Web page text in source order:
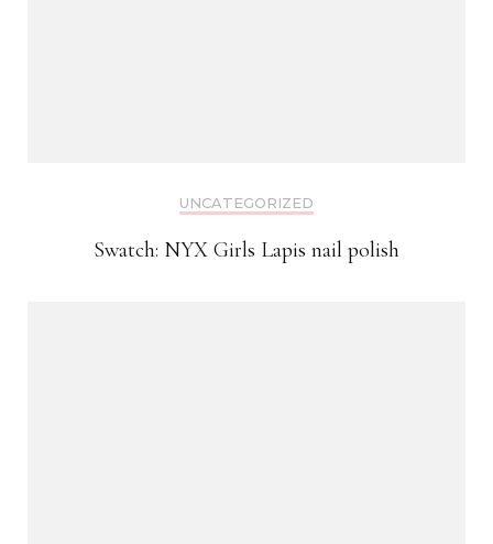
UNCATEGORIZED
Swatch: NYX Girls Lapis nail polish